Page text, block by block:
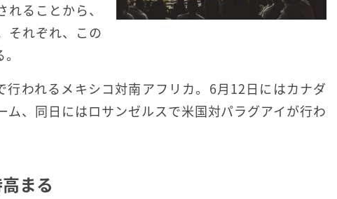
ることから、
それぞれ、この
われるメキシコ対南アフリカ。6月12日にはカナダ
、同日にはロサンゼルスで米国対パラグアイが行わ
まる